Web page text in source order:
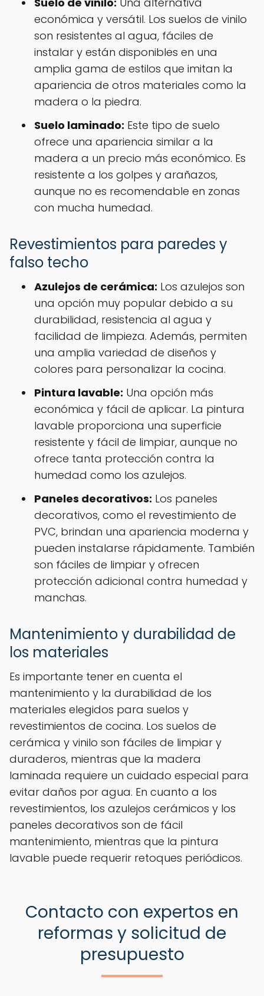
económica y versátil. Los suelos de vinilo
son resistentes al agua, fáciles de
instalar y están disponibles en una
amplia gama de estilos que imitan la
apariencia de otros materiales como la
madera o la piedra.
Suelo laminado: Este tipo de suelo
ofrece una apariencia similar a la
madera a un precio más económico. Es
resistente a los golpes y arañazos,
aunque no es recomendable en zonas
con mucha humedad.
Revestimientos para paredes y
falso techo
Azulejos de cerámica: Los azulejos son
una opción muy popular debido a su
durabilidad, resistencia al agua y
facilidad de limpieza. Además, permiten
una amplia variedad de diseños y
colores para personalizar la cocina.
Pintura lavable: Una opción más
económica y fácil de aplicar. La pintura
lavable proporciona una superficie
resistente y fácil de limpiar, aunque no
ofrece tanta protección contra la
humedad como los azulejos.
Paneles decorativos: Los paneles
decorativos, como el revestimiento de
PVC, brindan una apariencia moderna y
pueden instalarse rápidamente. También
son fáciles de limpiar y ofrecen
protección adicional contra humedad y
manchas.
Mantenimiento y durabilidad de
los materiales
Es importante tener en cuenta el
mantenimiento y la durabilidad de los
materiales elegidos para suelos y
revestimientos de cocina. Los suelos de
cerámica y vinilo son fáciles de limpiar y
duraderos, mientras que la madera
laminada requiere un cuidado especial para
evitar daños por agua. En cuanto a los
revestimientos, los azulejos cerámicos y los
paneles decorativos son de fácil
mantenimiento, mientras que la pintura
lavable puede requerir retoques periódicos.
Contacto con expertos en
reformas y solicitud de
presupuesto